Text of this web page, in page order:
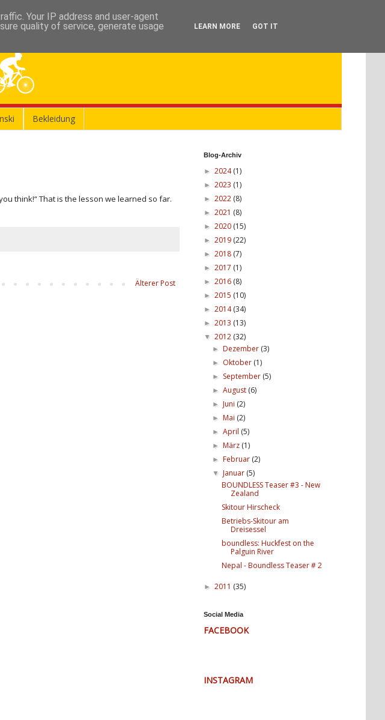
Bekleidung
think!“ That is the lesson we learned so far.
Älterer Post
Blog-Archiv
► 2024(1)
► 2023 (1)
► 2022 (8)
► 2021 (8)
► 2020 (15)
► 2019 (22)
► 2018 (7)
► 2017 (1)
► 2016 (8)
► 2015 (10)
► 2014(34)
► 2013 (13)
▼ 2012 (32)
►Dezember (3)
► Oktober (1)
► September (5)
►August (6)
►Juni (2)
►Mai (2)
►April (5)
►März (1)
►Februar (2)
▼Januar (5)
BOUNDLESS Teaser #3 - New
Zealand
Skitour Hirscheck
Betriebs-Skitour am
Dreisessel
boundless: Huckfest on the
Palguin River
Nepal - Boundless Teaser # 2
► 2011 (35)
Social Media
FACEBOOK
INSTAGRAM
Your IP address and user-agent
quality of service, generate usage
LEARN MORE GOT IT